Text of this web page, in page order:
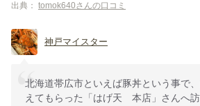
出典： tomok640さんの口コミ
神戸マイスター
北海道帯広市といえば豚丼という事で
えてもらった「はげ天 本店」さんへ